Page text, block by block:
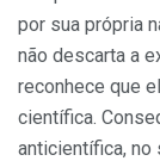
por sua própria
não descarta a
reconhece que
científica.
anticientífica, no